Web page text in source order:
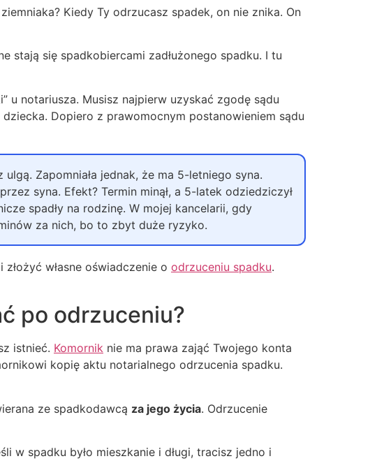
Kiedy Ty odrzucasz spadek, on nie znika. On
stają się spadkobiercami zadłużonego spadku. I tu
u notariusza. Musisz najpierw uzyskać zgodę sądu
Dopiero z prawomocnym postanowieniem sądu
Zapomniała jednak, że ma 5-letniego syna.
syna. Efekt? Termin minął, a 5-latek odziedziczył
spadły na rodzinę. W mojej kancelarii, gdy
za nich, bo to zbyt duże ryzyko.
własne oświadczenie o odrzuceniu spadku.
po odrzuceniu?
istnieć. Komornik nie ma prawa zająć Twojego konta
kopię aktu notarialnego odrzucenia spadku.
ze spadkodawcą za jego życia. Odrzucenie
w spadku było mieszkanie i długi, tracisz jedno i